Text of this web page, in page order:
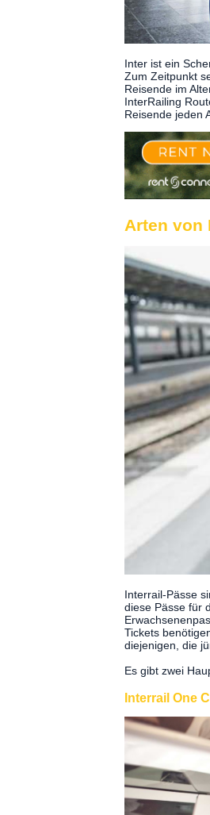
Inter ist ein
Zum Zeitpunkt
Reisende im
InterRailing
Reisende jeden
Arten von
Interrail-Pässe
diese Pässe für
Tickets
diejenigen, die
Es gibt zwei
Interrail One